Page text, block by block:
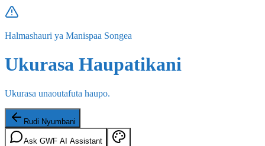
Halmashauri ya Manispaa Songea
Ukurasa Haupatikani
Ukurasa unaoutafuta haupo.
Rudi Nyumbani
Ask GWF AI Assistant